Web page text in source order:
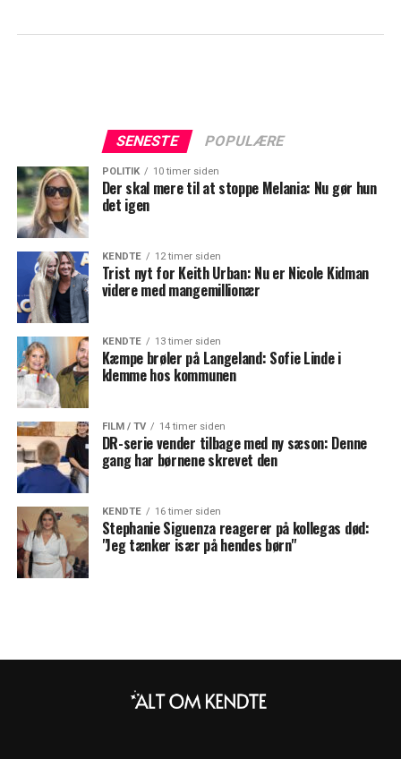
SENESTE POPULÆRE
POLITIK 10 timer siden
Der skal mere til at stoppe Melania: Nu gør hun
det igen
KENDTE 12 timer siden
Trist nyt for Keith Urban: Nu er Nicole Kidman
videre med mangemillionær
KENDTE 13 timer siden
Kæmpe brøler på Langeland: Sofie Linde i
klemme hos kommunen
FILM / TV 14 timer siden
DR-serie vender tilbage med ny sæson: Denne
gang har børnene skrevet den
KENDTE 16 timer siden
Stephanie Siguenza reagerer på kollegas død:
"Jeg tænker især på hendes børn"